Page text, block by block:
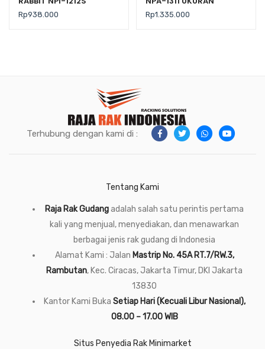
UKURAN 120x120x7,5 CM
FLOORING ONLY
Rp938.000
130x110x16 CM, JUAL
HARGA BERSAING
Rp1.335.000
Terhubung dengan kami di :
Tentang Kami
Raja Rak Gudangadalah salah satu perintis pertama
kali yang menjual, menyediakan, dan menawarkan
berbagai jenis rak gudang di Indonesia
Alamat Kami : Jalan Mastrip No. 45A RT.7/RW.3,
Rambutan, Kec. Ciracas, Jakarta Timur, DKI Jakarta
13830
Kantor Kami Buka Setiap Hari (Kecuali Libur Nasional),
08.00 – 17.00 WIB
Situs Penyedia Rak Minimarket